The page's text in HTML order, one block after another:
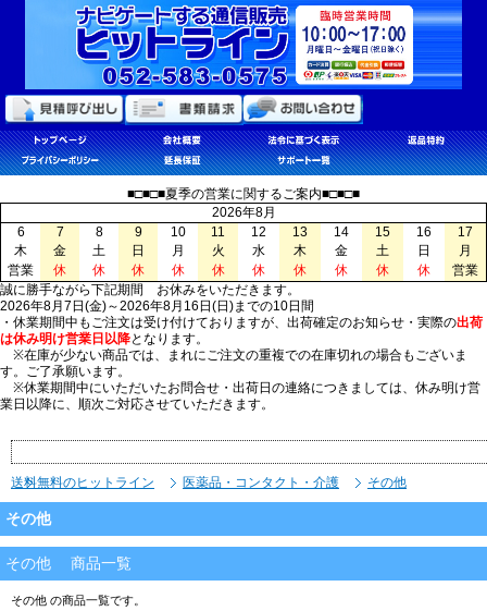
■□■□■夏季の営業に関するご案内■□■□■
2026年8月
6
7 8 9 10 11 12 13 14 15 16
17
木
金 土 日 月 火 水 木 金 土 日
月
営業
休 休 休 休 休 休 休 休 休 休
営業
誠に勝手ながら下記期間 お休みをいただきます。
2026年8月7日(金)～2026年8月16日(日)までの10日間
・休業期間中もご注文は受け付けておりますが、出荷確定のお知らせ・実際の出荷
は休み明け営業日以降となります。
※在庫が少ない商品では、まれにご注文の重複での在庫切れの場合もございま
す。ご了承願います。
※休業期間中にいただいたお問合せ・出荷日の連絡につきましては、休み明け営
業日以降に、順次ご対応させていただきます。
送料無料のヒットライン 医薬品・コンタクト・介護 その他
その他
その他 商品一覧
その他 の商品一覧です。